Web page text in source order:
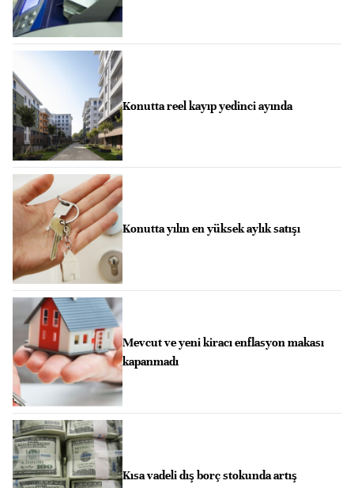
Konutta reel kayıp yedinci ayında
Konutta yılın en yüksek aylık satışı
Mevcut ve yeni kiracı enflasyon makası
kapanmadı
Kısa vadeli dış borç stokunda artış